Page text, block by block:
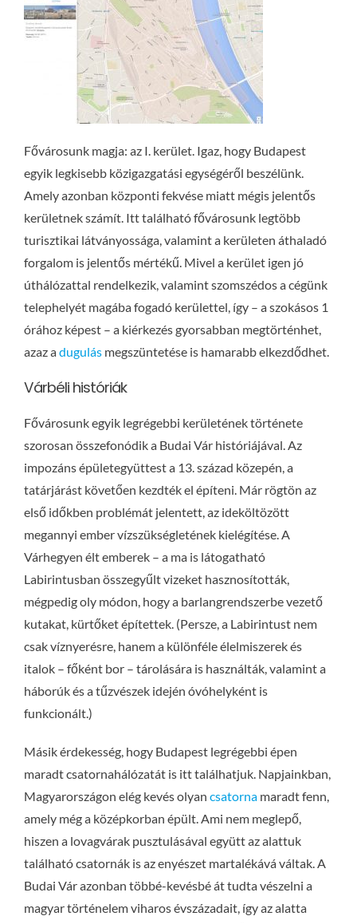
Fővárosunk magja: az I. kerület. Igaz, hogy Budapest
egyik legkisebb közigazgatási egységéről beszélünk.
Amely azonban központi fekvése miatt mégis jelentős
kerületnek számít. Itt található fővárosunk legtöbb
turisztikai látványossága, valamint a kerületen áthaladó
forgalom is jelentős mértékű. Mivel a kerület igen jó
úthálózattal rendelkezik, valamint szomszédos a cégünk
telephelyét magába fogadó kerülettel, így – a szokásos 1
órához képest – a kiérkezés gyorsabban megtörténhet,
azaz adugulásmegszüntetése is hamarabb elkezdődhet.
Várbéli históriák
Fővárosunk egyik legrégebbi kerületének története
szorosan összefonódik a Budai Vár históriájával. Az
impozáns épületegyüttest a 13. század közepén, a
tatárjárást követően kezdték el építeni. Már rögtön az
első időkben problémát jelentett, az ideköltözött
megannyi ember vízszükségletének kielégítése. A
Várhegyen élt emberek – a ma is látogatható
Labirintusban összegyűlt vizeket hasznosították,
mégpedig oly módon, hogy a barlangrendszerbe vezető
kutakat, kürtőket építettek. (Persze, a Labirintust nem
csak víznyerésre, hanem a különféle élelmiszerek és
italok – főként bor – tárolására is használták, valamint a
háborúk és a tűzvészek idején óvóhelyként is
funkcionált.)
Másik érdekesség, hogy Budapest legrégebbi épen
maradt csatornahálózatát is itt találhatjuk. Napjainkban,
Magyarországon elég kevés olyan csatornamaradt fenn,
amely még a középkorban épült. Ami nem meglepő,
hiszen a lovagvárak pusztulásával együtt az alattuk
található csatornák is az enyészet martalékává váltak. A
Budai Vár azonban többé-kevésbé át tudta vészelni a
magyar történelem viharos évszázadait, így az alatta